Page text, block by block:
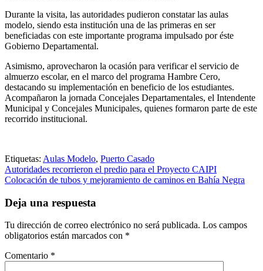
Durante la visita, las autoridades pudieron constatar las aulas
modelo, siendo esta institución una de las primeras en ser
beneficiadas con este importante programa impulsado por éste
Gobierno Departamental.
Asimismo, aprovecharon la ocasión para verificar el servicio de
almuerzo escolar, en el marco del programa Hambre Cero,
destacando su implementación en beneficio de los estudiantes.
Acompañaron la jornada Concejales Departamentales, el Intendente
Municipal y Concejales Municipales, quienes formaron parte de este
recorrido institucional.
Etiquetas: Aulas Modelo, Puerto Casado
Navegación
de
entradas
Autoridades recorrieron el predio para el Proyecto CAIPI
Colocación de tubos y mejoramiento de caminos en Bahía Negra
Deja una respuesta
Tu dirección de correo electrónico no será publicada. Los campos
obligatorios están marcados con *
Comentario *